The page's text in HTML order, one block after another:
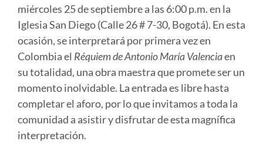
miércoles 25 de septiembre a las 6:00 p.m. en la
Iglesia San Diego (Calle 26 # 7-30, Bogotá). En esta
ocasión, se interpretará por primera vez en
Colombia el Réquiem de Antonio María Valenciaen
su totalidad, una obra maestra que promete ser un
momento inolvidable. La entrada es libre hasta
completar el aforo, por lo que invitamos a toda la
comunidad a asistir y disfrutar de esta magnífica
interpretación.